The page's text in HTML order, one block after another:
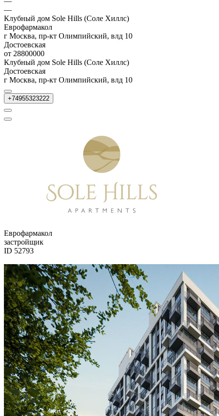
—
Клубный дом Sole Hills (Соле Хиллс)
Еврофармакол
г Москва, пр-кт Олимпийский, влд 10
Достоевская
от 28800000
Клубный дом Sole Hills (Соле Хиллс)
Достоевская
г Москва, пр-кт Олимпийский, влд 10
+74955323222
Еврофармакол
застройщик
ID 52793